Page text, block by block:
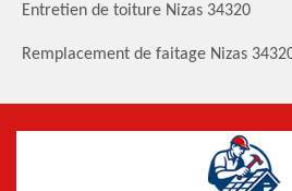
Entretien de toiture Nizas 34320
Remplacement de faitage Nizas